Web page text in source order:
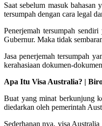
Saat sebelum masuk
tersumpah dengan cara legal
Penerjemah tersumpah
Gubernur. Maka tidak
Jasa penerjemah tersumpah
kerahasiaan dokumen-
Apa Itu Visa Australia? |
Buat yang minat berkunjung
diedarkan oleh pemerintah
Sederhanan nya, visa